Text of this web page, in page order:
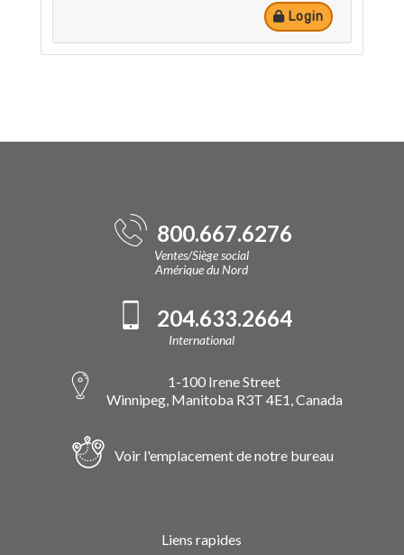
Login
800.667.6276
Ventes/Siège social
Amérique du Nord
204.633.2664
International
1-100 Irene Street
Winnipeg, Manitoba R3T 4E1, Canada
Voir l'emplacement de notre bureau
Liens rapides